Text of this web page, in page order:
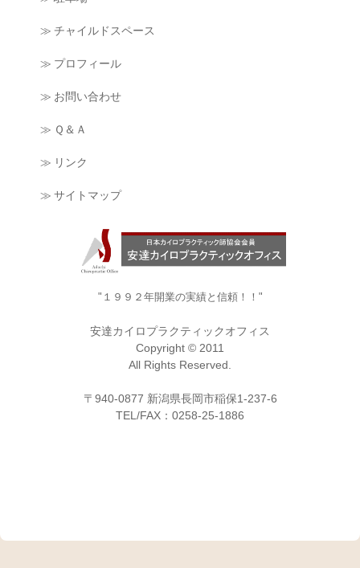
≫ チャイルドスペース
≫ プロフィール
≫ お問い合わせ
≫ Ｑ＆Ａ
≫ リンク
≫ サイトマップ
"１９９２年開業の実績と信頼！！"
安達カイロプラクティックオフィス
Copyright © 2011
All Rights Reserved.
〒940-0877 新潟県長岡市稲保1-237-6
TEL/FAX：0258-25-1886